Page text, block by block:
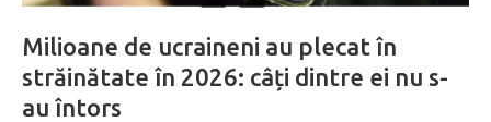
Milioane de ucraineni au plecat în
străinătate în 2026: câți dintre ei nu s-
au întors